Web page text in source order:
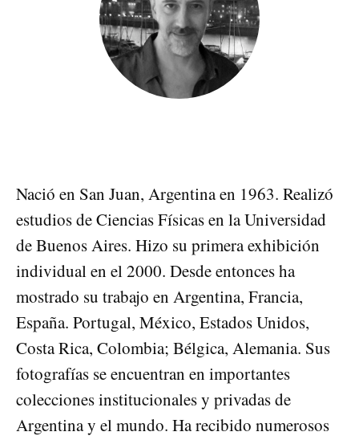
Nació en San Juan, Argentina en 1963. Realizó
estudios de Ciencias Físicas en la Universidad
de Buenos Aires. Hizo su primera exhibición
individual en el 2000. Desde entonces ha
mostrado su trabajo en Argentina, Francia,
España. Portugal, México, Estados Unidos,
Costa Rica, Colombia; Bélgica, Alemania. Sus
fotografías se encuentran en importantes
colecciones institucionales y privadas de
Argentina y el mundo. Ha recibido numerosos